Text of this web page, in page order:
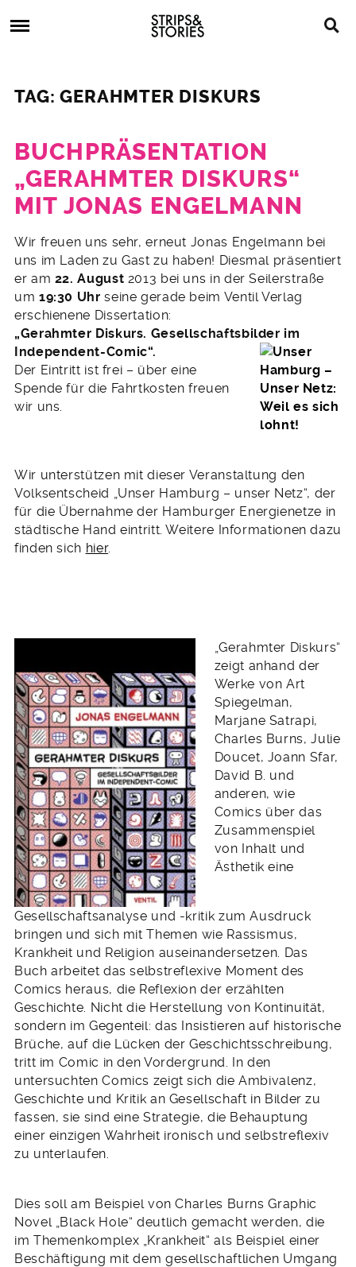
to
Strips
&
Stories
Comics,
TAG: GERAHMTER DISKURS
BUCHPRÄSENTATION
„GERAHMTER DISKURS“
MIT JONAS ENGELMANN
30.
Juli
2013
Wir freuen uns sehr, erneut Jonas Engelmann bei
uns im Laden zu Gast zu haben! Diesmal präsentiert
er am 22. August 2013 bei uns in der Seilerstraße
um 19:30 Uhr seine gerade beim Ventil Verlag
erschienene Dissertation:
„Gerahmter Diskurs. Gesellschaftsbilder im
Independent-Comic“.
Der Eintritt ist frei – über eine
Spende für die Fahrtkosten freuen
wir uns.
Wir unterstützen mit dieser Veranstaltung den
Volksentscheid „Unser Hamburg – unser Netz“, der
für die Übernahme der Hamburger Energienetze in
städtische Hand eintritt. Weitere Informationen dazu
finden sich hier.
„Gerahmter Diskurs“
zeigt anhand der
Werke von Art
Spiegelman,
Marjane Satrapi,
Charles Burns, Julie
Doucet, Joann Sfar,
David B. und
anderen, wie
Comics über das
Zusammenspiel
von Inhalt und
Ästhetik eine
Gesellschaftsanalyse und -kritik zum Ausdruck
bringen und sich mit Themen wie Rassismus,
Krankheit und Religion auseinandersetzen. Das
Buch arbeitet das selbstreflexive Moment des
Comics heraus, die Reflexion der erzählten
Geschichte. Nicht die Herstellung von Kontinuität,
sondern im Gegenteil: das Insistieren auf historische
Brüche, auf die Lücken der Geschichtsschreibung,
tritt im Comic in den Vordergrund. In den
untersuchten Comics zeigt sich die Ambivalenz,
Geschichte und Kritik an Gesellschaft in Bilder zu
fassen, sie sind eine Strategie, die Behauptung
einer einzigen Wahrheit ironisch und selbstreflexiv
zu unterlaufen.
Dies soll am Beispiel von Charles Burns Graphic
Novel „Black Hole“ deutlich gemacht werden, die
im Themenkomplex „Krankheit“ als Beispiel einer
Beschäftigung mit dem gesellschaftlichen Umgang